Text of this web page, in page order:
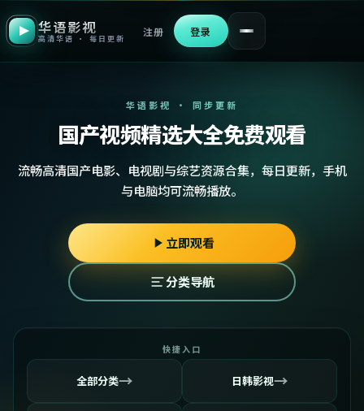
华语影视
高清华语 · 每日更新
注册 登录
华语影视 · 同步更新
国产视频精选大全免费观看
流畅高清国产电影、电视剧与综艺资源合集，每日更新，手机
与电脑均可流畅播放。
立即观看
分类导航
快捷入口
全部分类→ 日韩影视→